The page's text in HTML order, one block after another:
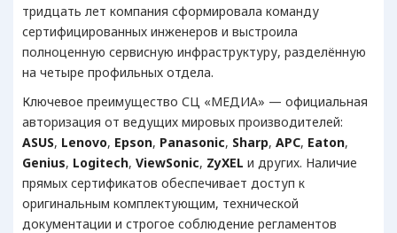
тридцать лет компания сформировала команду
сертифицированных инженеров и выстроила
полноценную сервисную инфраструктуру, разделённую
на четыре профильных отдела.
Ключевое преимущество СЦ «МЕДИА» — официальная
авторизация от ведущих мировых производителей:
ASUS, Lenovo, Epson, Panasonic, Sharp, APC, Eaton,
Genius, Logitech, ViewSonic, ZyXEL и других. Наличие
прямых сертификатов обеспечивает доступ к
оригинальным комплектующим, технической
документации и строгое соблюдение регламентов